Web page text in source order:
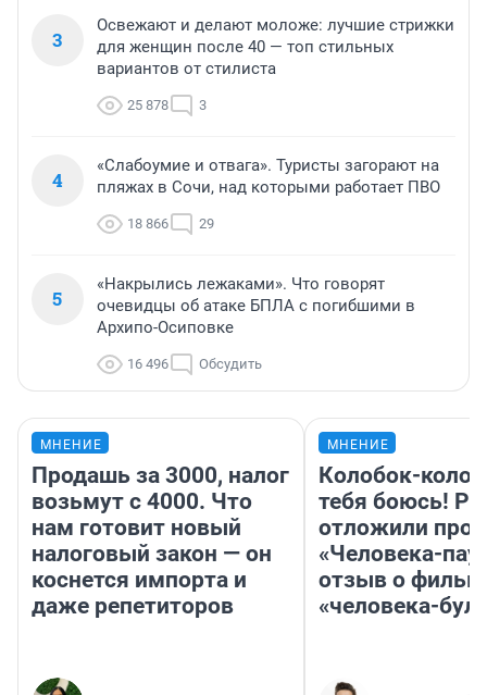
3
Освежают и делают моложе: лучшие стрижки
для женщин после 40 — топ стильных
вариантов от стилиста
25 878 3
4
«Слабоумие и отвага». Туристы загорают на
пляжах в Сочи, над которыми работает ПВО
18 866 29
5
«Накрылись лежаками». Что говорят
очевидцы об атаке БПЛА с погибшими в
Архипо-Осиповке
16 496 Обсудить
МНЕНИЕ
Продашь за 3000, налог
возьмут с 4000. Что
нам готовит новый
налоговый закон — он
коснется импорта и
даже репетиторов
МНЕНИЕ
Колобок-
тебя боюсь!
отложили
«Человека-
отзыв о
«человека-